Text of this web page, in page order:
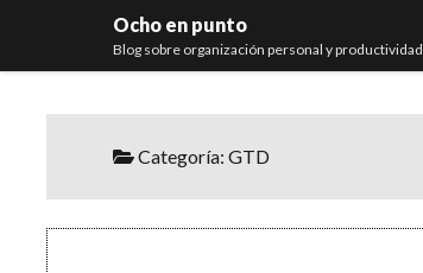
Ocho en punto
Blog sobre organización personal y productividad
Categoría:GTD